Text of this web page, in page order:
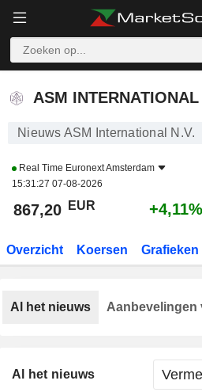
ASM INTERNATIONAL N.V.
ASM INTERNATIONAL
Nieuws ASM International N.V.
Real Time Euronext Amsterdam
15:31:27 07-08-2026
867,20 EUR +4,11%
Overzicht Koersen Grafieken
Al het nieuws
Al het nieuws Aanbevelingen